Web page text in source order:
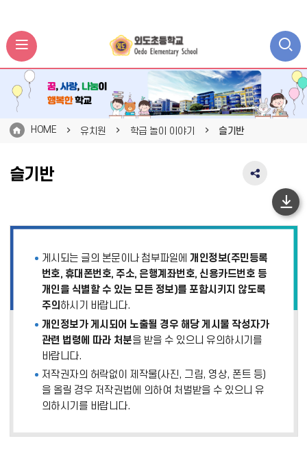
HOME 유치원 학급 놀이 이야기 슬기반
슬기반
SNS
역
치
기
게시되는 글의 본문이나 첨부파일에 개인정보(주민등록
번호, 휴대폰번호, 주소, 은행계좌번호, 신용카드번호 등
개인을 식별할 수 있는 모든 정보)를 포함시키지 않도록
주의 하시기 바랍니다.
개인정보가 게시되어 노출될 경우 해당 게시물 작성자가
관련 법령에 따라 처분을 받을 수 있으니 유의하시기를
바랍니다.
저작권자의 허락없이 제작물(사진, 그림, 영상, 폰트 등)
을 올릴 경우 저작권법에 의하여 처벌받을 수 있으니 유
의하시기를 바랍니다.
하
단